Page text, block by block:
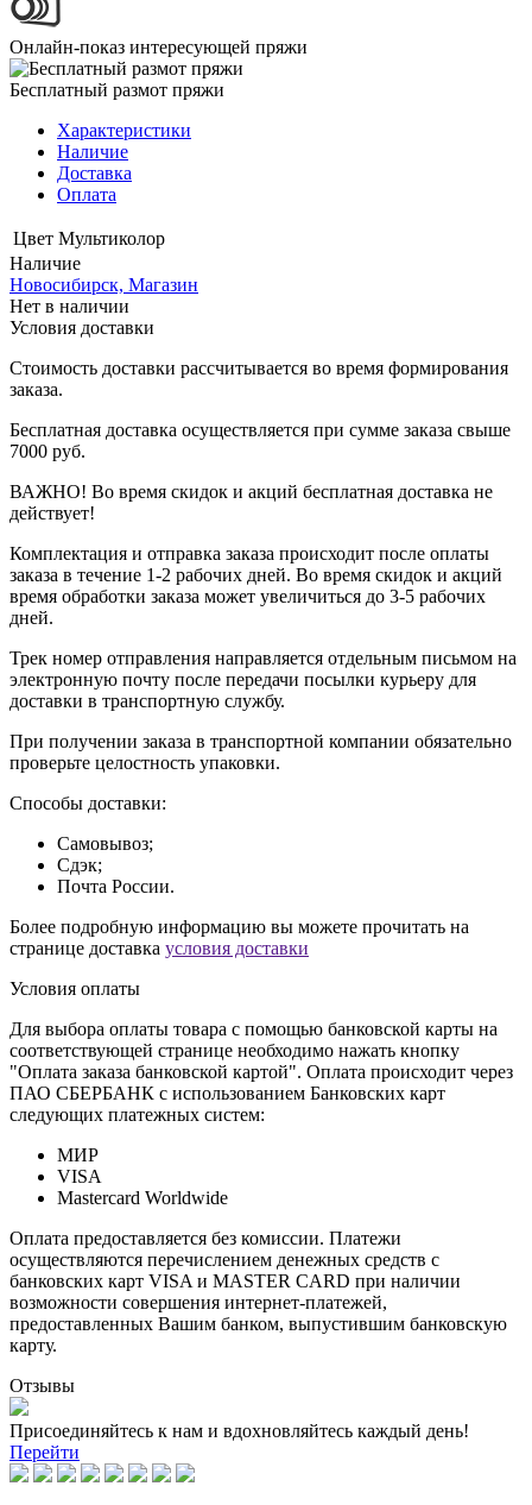
Онлайн-показ интересующей пряжи
Бесплатный размот пряжи
Характеристики
Наличие
Доставка
Оплата
Цвет Мультиколор
Наличие
Новосибирск, Магазин
Нет в наличии
Условия доставки
Стоимость доставки рассчитывается во время формирования
заказа.
Бесплатная доставка осуществляется при сумме заказа свыше
7000 руб.
ВАЖНО! Во время скидок и акций бесплатная доставка не
действует!
Комплектация и отправка заказа происходит после оплаты
заказа в течение 1-2 рабочих дней. Во время скидок и акций
время обработки заказа может увеличиться до 3-5 рабочих
дней.
Трек номер отправления направляется отдельным письмом на
электронную почту после передачи посылки курьеру для
доставки в транспортную службу.
При получении заказа в транспортной компании обязательно
проверьте целостность упаковки.
Способы доставки:
Самовывоз;
Сдэк;
Почта России.
Более подробную информацию вы можете прочитать на
странице доставка условия доставки
Условия оплаты
Для выбора оплаты товара с помощью банковской карты на
соответствующей странице необходимо нажать кнопку
"Оплата заказа банковской картой". Оплата происходит через
ПАО СБЕРБАНК с использованием Банковских карт
следующих платежных систем:
МИР
VISA
Mastercard Worldwide
Оплата предоставляется без комиссии. Платежи
осуществляются перечислением денежных средств с
банковских карт VISA и MASTER CARD при наличии
возможности совершения интернет-платежей,
предоставленных Вашим банком, выпустившим банковскую
карту.
Отзывы
Присоединяйтесь к нам и вдохновляйтесь каждый день!
Перейти